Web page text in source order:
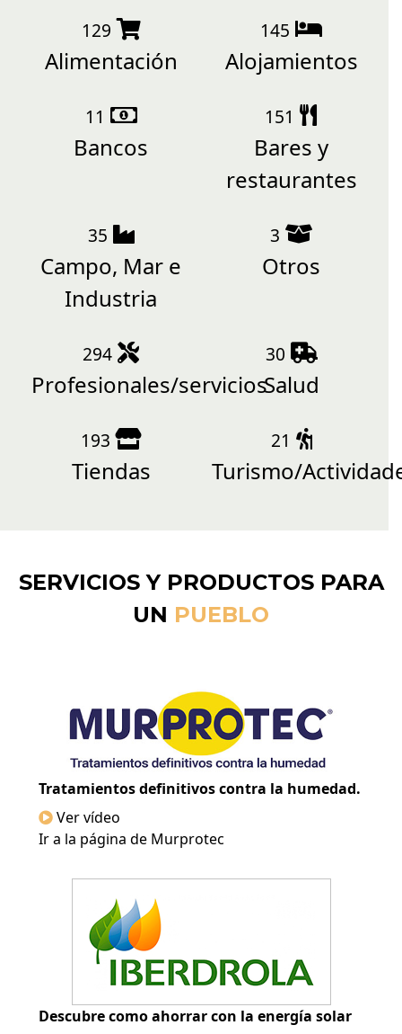
129
Alimentación
145
Alojamientos
11
Bancos
151
Bares y
restaurantes
35
Campo, Mar e
Industria
3
Otros
294
Profesionales/servicios
30
Salud
193
Tiendas
21
Turismo/
SERVICIOS Y PRODUCTOS PARA
UN PUEBLO
Tratamientos definitivos contra la humedad.
Ver vídeo
Ir a la página de Murprotec
Descubre como ahorrar con la energía solar